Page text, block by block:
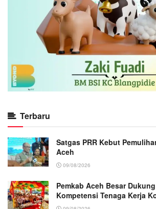
Terbaru
Satgas PRR Kebut
Aceh
09/08/2026
Pemkab Aceh Besar
Kompetensi Tenaga Kerja